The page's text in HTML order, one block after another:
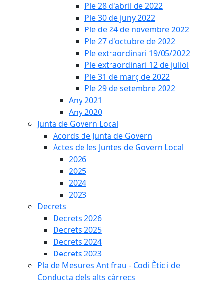
Ple 28 d'abril de 2022
Ple 30 de juny 2022
Ple de 24 de novembre 2022
Ple 27 d'octubre de 2022
Ple extraordinari 19/05/2022
Ple extraordinari 12 de juliol
Ple 31 de març de 2022
Ple 29 de setembre 2022
Any 2021
Any 2020
Junta de Govern Local
Acords de Junta de Govern
Actes de les Juntes de Govern Local
2026
2025
2024
2023
Decrets
Decrets 2026
Decrets 2025
Decrets 2024
Decrets 2023
Pla de Mesures Antifrau - Codi Ètic i de
Conducta dels alts càrrecs